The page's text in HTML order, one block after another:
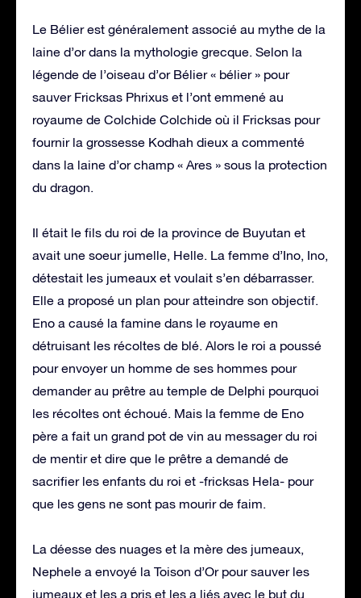
Le Bélier est généralement associé au mythe de la
laine d’or dans la mythologie grecque. Selon la
légende de l’oiseau d’or Bélier « bélier » pour
sauver Fricksas Phrixus et l’ont emmené au
royaume de Colchide Colchide où il Fricksas pour
fournir la grossesse Kodhah dieux a commenté
dans la laine d’or champ « Ares » sous la protection
du dragon.
Il était le fils du roi de la province de Buyutan et
avait une soeur jumelle, Helle. La femme d’Ino, Ino,
détestait les jumeaux et voulait s’en débarrasser.
Elle a proposé un plan pour atteindre son objectif.
Eno a causé la famine dans le royaume en
détruisant les récoltes de blé. Alors le roi a poussé
pour envoyer un homme de ses hommes pour
demander au prêtre au temple de Delphi pourquoi
les récoltes ont échoué. Mais la femme de Eno
père a fait un grand pot de vin au messager du roi
de mentir et dire que le prêtre a demandé de
sacrifier les enfants du roi et -fricksas Hela- pour
que les gens ne sont pas mourir de faim.
La déesse des nuages ​​et la mère des jumeaux,
Nephele a envoyé la Toison d’Or pour sauver les
jumeaux et les a pris et les a liés avec le but du